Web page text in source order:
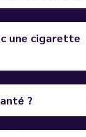
une cigarette
?